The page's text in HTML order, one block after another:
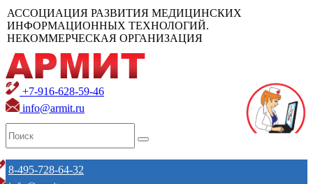
АССОЦИАЦИЯ РАЗВИТИЯ МЕДИЦИНСКИХ
ИНФОРМАЦИОННЫХ ТЕХНОЛОГИЙ.
НЕКОММЕРЧЕСКАЯ ОРГАНИЗАЦИЯ
+7-916-628-59-46
info@armit.ru
8-495-728-64-32